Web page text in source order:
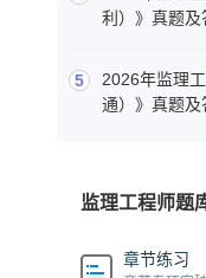
利）》真题
5
2026年监理
通）》真题及
监理工程师题
章节练习